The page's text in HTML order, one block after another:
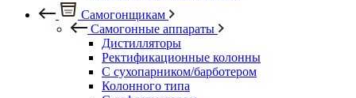
Самогонщикам
Самогонные аппараты
Дистилляторы
Ректификационные колонны
С сухопарником/барботером
Колонного типа